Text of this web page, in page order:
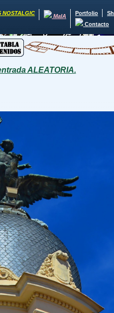
NOSTALGIC MaIA Portfolio
Contacto
ALEATORIA.